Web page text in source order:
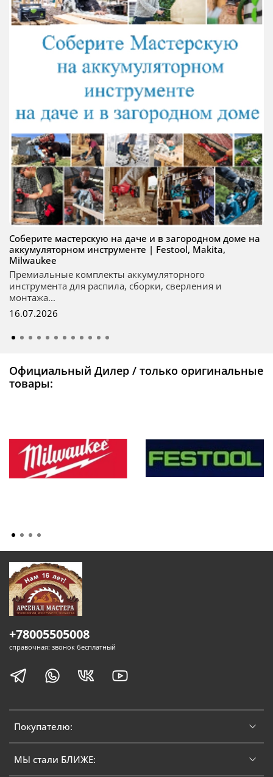
Соберите мастерскую на даче и в загородном доме на
аккумуляторном инструменте | Festool, Makita,
Milwaukee
Премиальные комплекты аккумуляторного
инструмента для распила, сборки, сверления и
монтажа...
16.07.2026
Официальный Дилер / только оригинальные
товары:
Покупателю:
МЫ стали БЛИЖЕ:
+78005505008
справочная: звонок бесплатный